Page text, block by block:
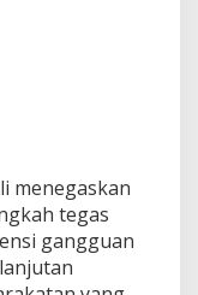
menegaskan
tegas
gangguan